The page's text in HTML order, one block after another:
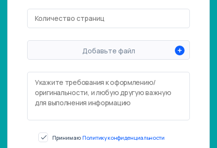
Добавьте файл +
Принимаю Политику конфиденциальности